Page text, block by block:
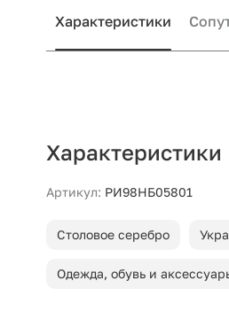
Характеристики
Характеристики
Артикул: РИ98НБ05801
Столовое серебро
Одежда, обувь и